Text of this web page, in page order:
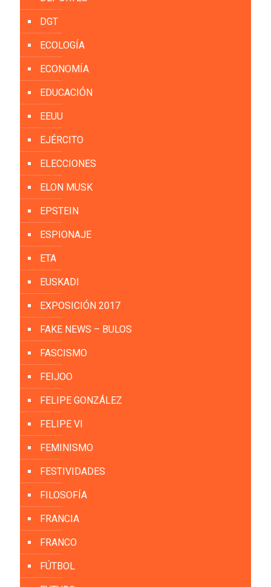
DGT
ECOLOGÍA
ECONOMÍA
EDUCACIÓN
EEUU
EJÉRCITO
ELECCIONES
ELON MUSK
EPSTEIN
ESPIONAJE
ETA
EUSKADI
EXPOSICIÓN 2017
FAKE NEWS – BULOS
FASCISMO
FEIJOO
FELIPE GONZÁLEZ
FELIPE VI
FEMINISMO
FESTIVIDADES
FILOSOFÍA
FRANCIA
FRANCO
FÚTBOL